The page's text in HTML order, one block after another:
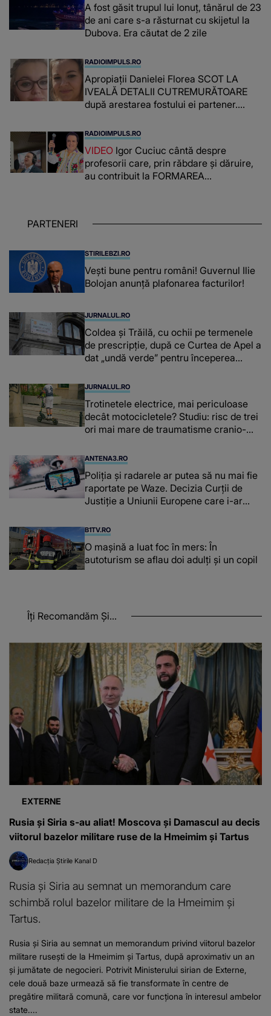
A fost găsit trupul lui Ionuț, tânărul de 23
de ani care s-a răsturnat cu skijetul la
Dubova. Era căutat de 2 zile
RADIOIMPULS.RO
Apropiații Danielei Florea SCOT LA
IVEALĂ DETALII CUTREMURĂTOARE
după arestarea fostului ei partener.
românca ucisă în Italia și ascunsă în
lada unui pat: " Îmi pare rău că nu am
reușit să fac mai mult pentru ea și..."
RADIOIMPULS.RO
VIDEO Igor Cuciuc cântă despre
profesorii care, prin răbdare și dăruire,
au contribuit la FORMAREA
chiar și după trecerea anilor: "De
PARTENERI
STIRILEBZI.RO
Vești bune pentru români! Guvernul Ilie
Bolojan anunță plafonarea facturilor!
JURNALUL.RO
Coldea și Trăilă, cu ochii pe termenele
de prescripție, după ce Curtea de Apel a
dat „undă verde” pentru începerea
JURNALUL.RO
Trotinetele electrice, mai periculoase
decât motocicletele? Studiu: risc de trei
ori mai mare de traumatisme cranio-
ANTENA3.RO
Poliţia şi radarele ar putea să nu mai fie
raportate pe Waze. Decizia Curţii de
Justiție a Uniunii Europene care i-ar
B1TV.RO
O maşină a luat foc în mers: În
autoturism se aflau doi adulți și un copil
Îți Recomandăm Și...
EXTERNE
Rusia și Siria s-au aliat! Moscova și Damascul au decis
viitorul bazelor militare ruse de la Hmeimim și Tartus
Redacția Știrile Kanal D
Rusia și Siria au semnat un memorandum care
schimbă rolul bazelor militare de la Hmeimim și
Tartus.
Rusia și Siria au semnat un memorandum privind viitorul bazelor
militare rusești de la Hmeimim și Tartus, după aproximativ un an
și jumătate de negocieri. Potrivit Ministerului sirian de Externe,
cele două baze urmează să fie transformate în centre de
pregătire militară comună, care vor funcționa în interesul ambelor
state....